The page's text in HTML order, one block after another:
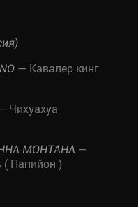
— Кавалер кинг
Чихуахуа
МОНТАНА —
( Папийон )